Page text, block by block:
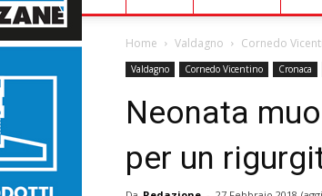
Home Valdagno Cornedo
Valdagno Cornedo Vicentino Cronaca
Neonata
per un